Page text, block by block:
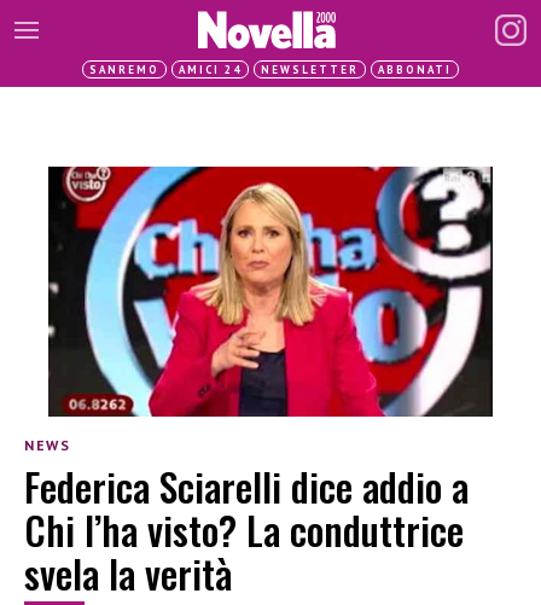
SANREMO AMICI 24 NEWSLETTER ABBONATI
NEWS
Federica Sciarelli dice addio a
Chi l’ha visto? La conduttrice
svela la verità